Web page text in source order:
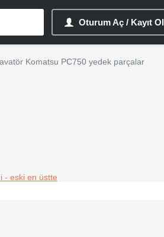
Oturum Aç / Kayıt Ol
Komatsu PC750 yedek parçalar
- eski en üstte